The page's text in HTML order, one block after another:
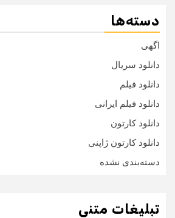
دسته‌ها
اگهی
دانلود سریال
دانلود فیلم
دانلود فیلم ایرانی
دانلود کارتون
دانلود کارتون ژاپنی
دسته‌بندی نشده
تبلیغات متنی